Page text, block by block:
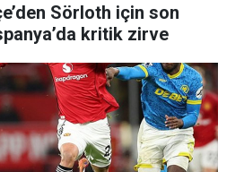
Sörloth için son
kritik zirve